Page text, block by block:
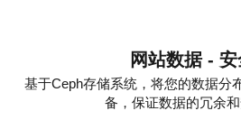
网站数据 -
基于Ceph存储系统，将您的数据分
备，保证数据的冗余和